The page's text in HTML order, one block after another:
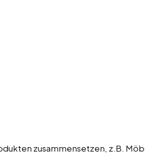
zusammensetzen, z.B.